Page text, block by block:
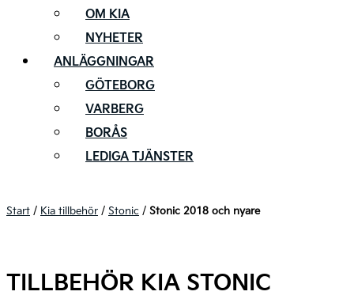
OM KIA
NYHETER
ANLÄGGNINGAR
GÖTEBORG
VARBERG
BORÅS
LEDIGA TJÄNSTER
Start / Kia tillbehör / Stonic / Stonic 2018 och nyare
TILLBEHÖR KIA STONIC